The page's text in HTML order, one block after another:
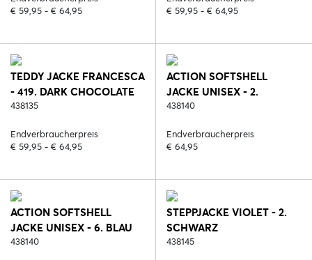
€ 59,95 - € 64,95
€ 59,95 - € 64,95
TEDDY JACKE FRANCESCA
- 419. DARK CHOCOLATE
438135
Endverbraucherpreis
€ 59,95 - € 64,95
ACTION SOFTSHELL
JACKE UNISEX - 2.
SCHWARZ
438140
Endverbraucherpreis
€ 64,95
ACTION SOFTSHELL
JACKE UNISEX - 6. BLAU
438140
STEPPJACKE VIOLET - 2.
SCHWARZ
438145